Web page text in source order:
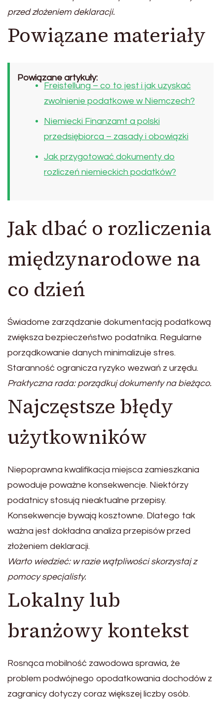
przed złożeniem deklaracji.
Powiązane materiały
Powiązane artykuły:
Freistellung – co to jest i jak uzyskać
zwolnienie podatkowe w Niemczech?
Niemiecki Finanzamt a polski
przedsiębiorca – zasady i obowiązki
Jak przygotować dokumenty do
rozliczeń niemieckich podatków?
Jak dbać o rozliczenia
międzynarodowe na
co dzień
Świadome zarządzanie dokumentacją podatkową
zwiększa bezpieczeństwo podatnika. Regularne
porządkowanie danych minimalizuje stres.
Staranność ogranicza ryzyko wezwań z urzędu.
Praktyczna rada: porządkuj dokumenty na bieżąco.
Najczęstsze błędy
użytkowników
Niepoprawna kwalifikacja miejsca zamieszkania
powoduje poważne konsekwencje. Niektórzy
podatnicy stosują nieaktualne przepisy.
Konsekwencje bywają kosztowne. Dlatego tak
ważna jest dokładna analiza przepisów przed
złożeniem deklaracji.
Warto wiedzieć: w razie wątpliwości skorzystaj z
pomocy specjalisty.
Lokalny lub
branżowy kontekst
Rosnąca mobilność zawodowa sprawia, że
problem podwójnego opodatkowania dochodów z
zagranicy dotyczy coraz większej liczby osób.